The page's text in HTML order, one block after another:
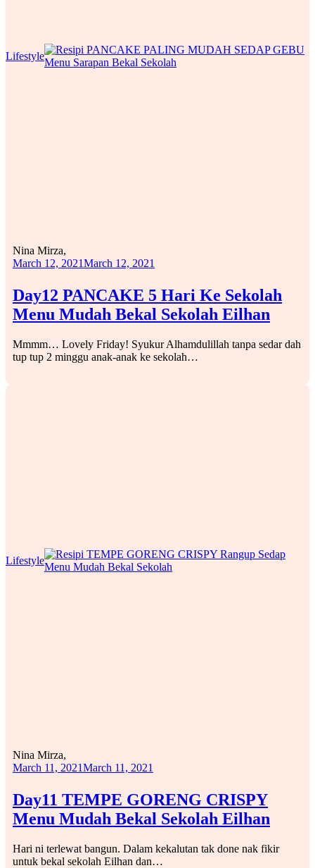
Lifestyle
Day12 PANCAKE 5 Hari Ke Sekolah
Menu Mudah Bekal Sekolah Eilhan
Nina Mirza,
March 12, 2021March 12, 2021
Mmmm… Lovely Friday! Syukur Alhamdulillah tanpa sedar dah
tup tup 2 minggu anak-anak ke sekolah…
Lifestyle
Day11 TEMPE GORENG CRISPY
Menu Mudah Bekal Sekolah Eilhan
Nina Mirza,
March 11, 2021March 11, 2021
Hari ni terlewat bangun. Dalam kekalutan tak done nak fikir
untuk bekal sekolah Eilhan dan…